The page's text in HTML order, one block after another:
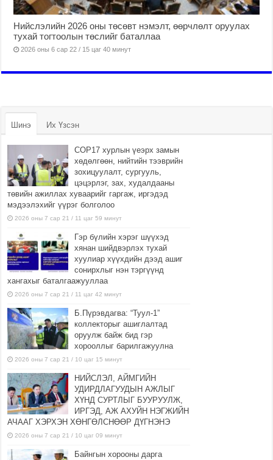
Нийслэлийн 2026 оны төсөвт нэмэлт, өөрчлөлт оруулах
тухай тогтоолын төслийг баталлаа
2026 оны 6 сар 22 / 15 цаг 40 минут
Шинэ Их Үзсэн
COP17 хурлын үеэрх замын
хөдөлгөөн, нийтийн тээврийн
зохицуулалт, сургууль,
цэцэрлэг, зах, худалдааны
төвийн ажиллах хуваарийг гаргаж, иргэдэд
мэдээлэхийг үүрэг болголоо
2026 оны 7 сар 21 / 11 цаг 59 минут
Гэр бүлийн хэрэг шүүхэд
хянан шийдвэрлэх тухай
хуулиар хүүхдийн дээд ашиг
сонирхлыг нэн тэргүүнд
хангахыг баталгаажууллаа
2026 оны 7 сар 21 / 11 цаг 42 минут
Б.Пүрэвдагва: “Туул-1”
коллекторыг ашиглалтад
оруулж байж бид гэр
хорооллыг барилгажуулна
2026 оны 7 сар 21 / 10 цаг 15 минут
НИЙСЛЭЛ, АЙМГИЙН
УДИРДЛАГУУДЫН АЖЛЫГ
ХҮНД СУРТЛЫГ БУУРУУЛЖ,
ИРГЭД, АЖ АХУЙН НЭГЖИЙН
АЧААГ ХЭРХЭН ХӨНГӨЛСНӨӨР ДҮГНЭНЭ
2026 оны 7 сар 21 / 10 цаг 09 минут
Байнгын хорооны дарга